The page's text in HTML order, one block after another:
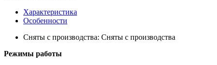
Характеристика
Особенности
Сняты с производства: Сняты с производства
Режимы работы